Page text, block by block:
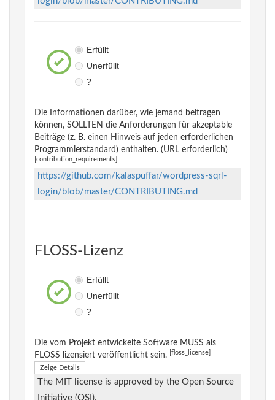
Erfüllt
Unerfüllt
?
Die Informationen darüber, wie jemand beitragen
können, SOLLTEN die Anforderungen für akzeptable
Beiträge (z. B. einen Hinweis auf jeden erforderlichen
Programmierstandard) enthalten. (URL erforderlich)
[contribution_requirements]
https://github.com/kalaspuffar/wordpress-sqrl-
login/blob/master/CONTRIBUTING.md
FLOSS-Lizenz
Erfüllt
Unerfüllt
?
Die vom Projekt entwickelte Software MUSS als
FLOSS lizensiert veröffentlicht sein.
[floss_license]
Zeige Details
The MIT license is approved by the Open Source
Initiative (OSI).